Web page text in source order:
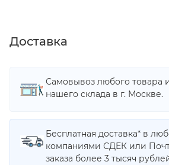
Доставка
Самовывоз любого товара
нашего склада в г. Москве.
Бесплатная доставка* в
компаниями СДЕК или
заказа более 3 тысяч